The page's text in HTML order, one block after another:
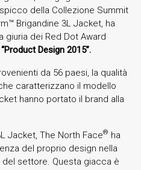
della Collezione Summit
Brigandine 3L Jacket, ha
giuria dei Red Dot Award
“Product Design 2015”.
da 56 paesi, la qualità
caratterizzano il modello
hanno portato il brand alla
Jacket, The North Face® ha
del proprio design nella
settore. Questa giacca è